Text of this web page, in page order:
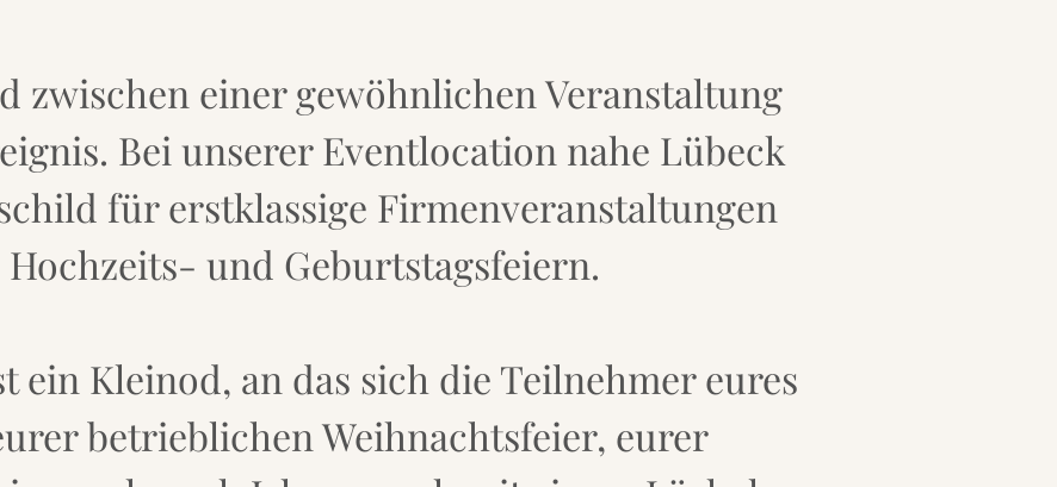
zwischen einer gewöhnlichen Veranstaltung
Bei unserer Eventlocation nahe Lübeck
für erstklassige Firmenveranstaltungen
und Geburtstagsfeiern.
ein Kleinod, an das sich die Teilnehmer eures
betrieblichen Weihnachtsfeier, eurer